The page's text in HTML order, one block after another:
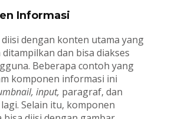
Informasi
dengan konten utama yang
dan bisa diakses
Beberapa contoh yang
komponen informasi ini
input, paragraf, dan
Selain itu, komponen